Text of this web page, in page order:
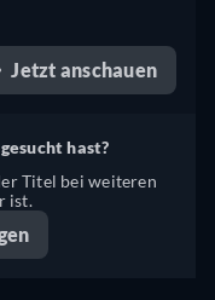
Jetzt anschauen
hast?
Titel bei weiteren
ist.